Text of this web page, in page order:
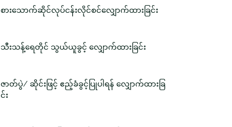
စားသောက်ဆိုင်လုပ်ငန်းလိုင်စင်လျှောက်ထားခြင်း
သီးသန့်ရေတိုင် သွယ်ယူခွင့် လျှောက်ထားခြင်း
ဇာတ်ပွဲ/ ဆိုင်းဖြင့် ဧည့်ခံခွင့်ပြုပါရန် လျှောက်ထားခြ
င်း